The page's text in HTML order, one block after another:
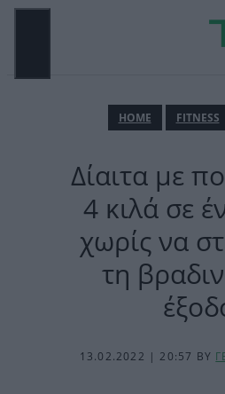
Μετάβαση
ΗΟΜΕ FITNESS
Δίαιτα με
4 κιλά σε
χωρίς να
τη
13.02.2022 | 20:57 BY